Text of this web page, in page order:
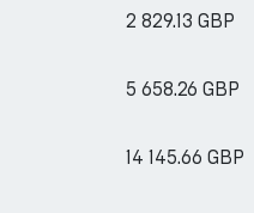
2 829.13 GBP
5 658.26 GBP
14 145.66 GBP